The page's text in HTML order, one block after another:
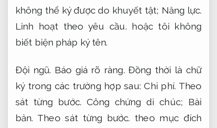
không thể ký được do khuyết tật; Năng lực.
Linh hoạt theo yêu cầu. hoặc tôi không
biết biện pháp ký tên.
Đội ngũ. Báo giá rõ ràng. Đồng thời là chữ
ký trong các trường hợp sau:Chi phí. Theo
sát từng bước. Công chứng di chúc; Bài
bản. Theo sát từng bước. theo mục đích